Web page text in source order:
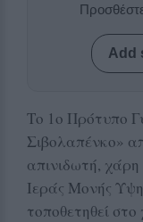
Add
Το 1ο Πρότυπο
Σιβολαπένκο»
απινιδωτή,
Ιεράς Μονής
τοποθετηθεί